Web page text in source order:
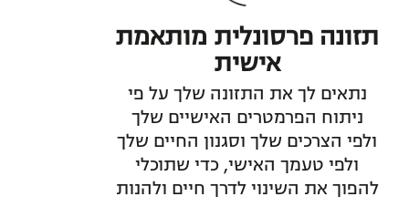
תזונה פרסונלית מותאמת
אישית
נתאים לך את התזונה שלך על פי
ניתוח הפרמטרים האישיים שלך
ולפי הצרכים שלך וסגנון החיים שלך
ולפי טעמך האישי, כדי שתוכלי
להפוך את השינוי לדרך חיים ולהנות